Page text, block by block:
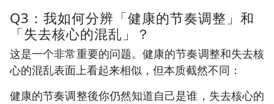
Q3：我如何分辨「健康的节奏调整」和
「失去核心的混乱」？
这是一个非常重要的问题。健康的节奏调整和失去核
心的混乱表面上看起来相似，但本质截然不同：
健康的节奏调整後你仍然知道自己是谁，失去核心的